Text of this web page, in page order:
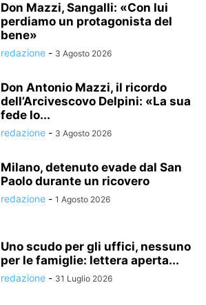
Don Mazzi, Sangalli: «Con lui
perdiamo un protagonista del
bene»
redazione - 3 Agosto 2026
Don Antonio Mazzi, il ricordo
dell’Arcivescovo Delpini: «La sua
fede lo...
redazione - 3 Agosto 2026
Milano, detenuto evade dal San
Paolo durante un ricovero
redazione - 1 Agosto 2026
Uno scudo per gli uffici, nessuno
per le famiglie: lettera aperta...
redazione - 31 Luglio 2026